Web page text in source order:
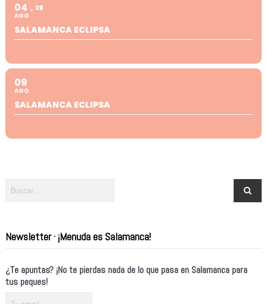
04
AGO
08
SALAMANCA ECLIPSA
09
AGO
SALAMANCA ECLIPSA
Newsletter · ¡Menuda es Salamanca!
¿Te apuntas? ¡No te pierdas nada de lo que pasa en Salamanca para
tus peques!